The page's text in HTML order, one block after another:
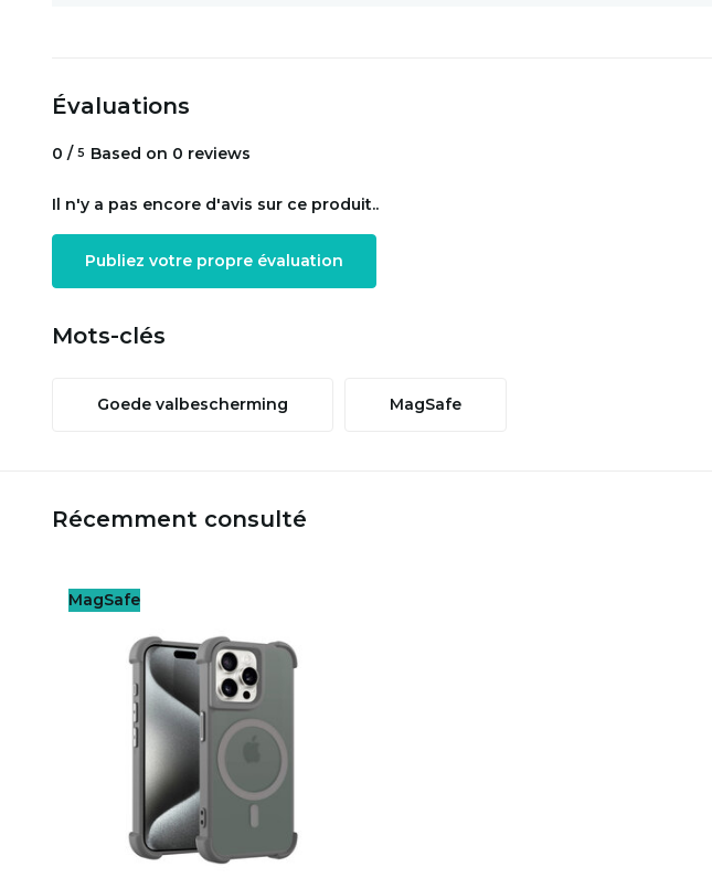
Évaluations
0 / 5 Based on 0 reviews
Il n'y a pas encore d'avis sur ce produit..
Publiez votre propre évaluation
Mots-clés
Goede valbescherming MagSafe
Récemment consulté
MagSafe